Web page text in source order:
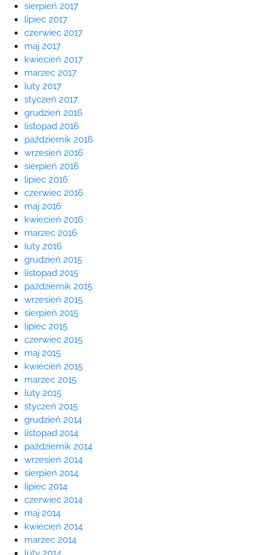
sierpień 2017
lipiec 2017
czerwiec 2017
maj 2017
kwiecień 2017
marzec 2017
luty 2017
styczeń 2017
grudzień 2016
listopad 2016
październik 2016
wrzesień 2016
sierpień 2016
lipiec 2016
czerwiec 2016
maj 2016
kwiecień 2016
marzec 2016
luty 2016
grudzień 2015
listopad 2015
październik 2015
wrzesień 2015
sierpień 2015
lipiec 2015
czerwiec 2015
maj 2015
kwiecień 2015
marzec 2015
luty 2015
styczeń 2015
grudzień 2014
listopad 2014
październik 2014
wrzesień 2014
sierpień 2014
lipiec 2014
czerwiec 2014
maj 2014
kwiecień 2014
marzec 2014